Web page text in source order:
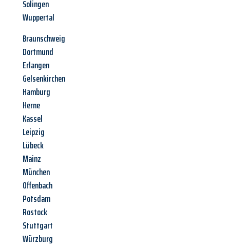
Solingen
Wuppertal
Braunschweig
Dortmund
Erlangen
Gelsenkirchen
Hamburg
Herne
Kassel
Leipzig
Lübeck
Mainz
München
Offenbach
Potsdam
Rostock
Stuttgart
Würzburg